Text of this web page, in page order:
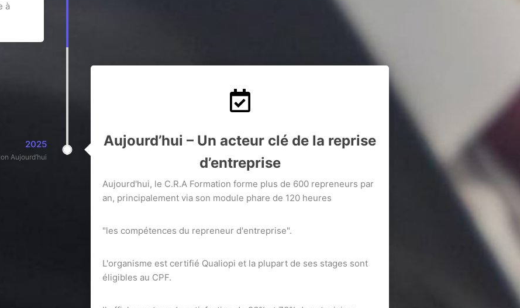
à
2025
Aujourd’hui
Aujourd’hui – Un acteur clé de la reprise
d’entreprise
Aujourd'hui, le C.R.A Formation forme plus de 600 repreneurs par
an, principalement via son module phare de 120 heures
"les compétences du repreneur d'entreprise".
L'organisme est certifié Qualiopi et la plupart de ses stages sont
éligibles au CPF.